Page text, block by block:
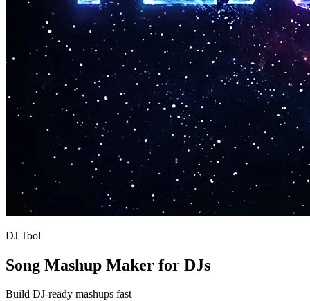
DJ Tool
Song Mashup Maker for DJs
Build DJ-ready mashups fast